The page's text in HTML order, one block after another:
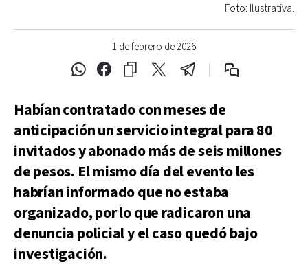
1 de febrero de 2026
Foto: Ilustrativa.
Habían contratado con meses de
anticipación un servicio integral para 80
invitados y abonado más de seis millones
de pesos. El mismo día del evento les
habrían informado que no estaba
organizado, por lo que radicaron una
denuncia policial y el caso quedó bajo
investigación.